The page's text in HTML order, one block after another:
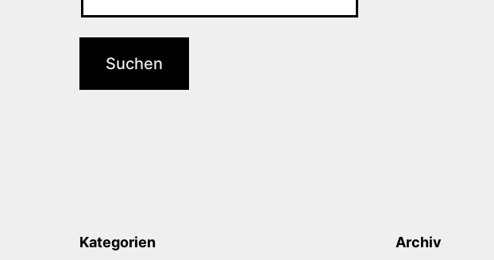
Kategorien Archiv